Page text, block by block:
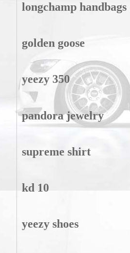
longchamp handbags
golden goose
yeezy 350
pandora jewelry
supreme shirt
kd 10
yeezy shoes